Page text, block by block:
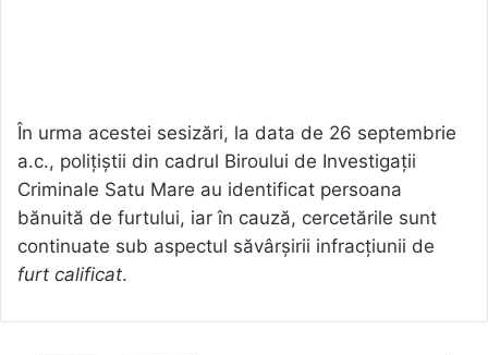
În urma acestei sesizări, la data de 26 septembrie
a.c., polițiștii din cadrul Biroului de Investigații
Criminale Satu Mare au identificat persoana
bănuită de furtului, iar în cauză, cercetările sunt
continuate sub aspectul săvârșirii infracțiunii de
furt calificat.